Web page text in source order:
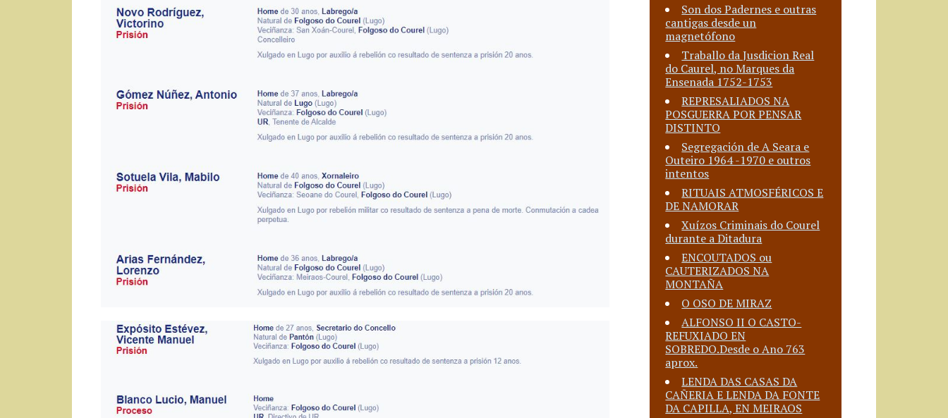
Son dos Padernes e outras
cantigas desde un
magnetófono
Traballo da Jusdicion Real
do Caurel, no Marques da
Ensenada 1752-1753
REPRESALIADOS NA
POSGUERRA POR PENSAR
DISTINTO
Segregación de A Seara e
Outeiro 1964 -1970 e outros
intentos
RITUAIS ATMOSFÉRICOS E
DE NAMORAR
Xuízos Criminais do Courel
durante a Ditadura
ENCOUTADOS ou
CAUTERIZADOS NA
MONTAÑA
O OSO DE MIRAZ
ALFONSO II O CASTO-
REFUXIADO EN
SOBREDO.Desde o Ano 763
aprox.
LENDA DAS CASAS DA
CAÑERIA E LENDA DA FONTE
DA CAPILLA, EN MEIRAOS